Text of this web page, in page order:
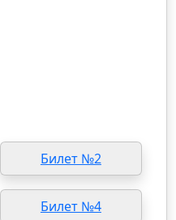
Билет №2
Билет №4